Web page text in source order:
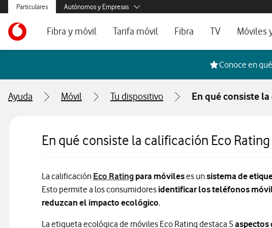
Menús secundarios. Enlace a particulares, empresas y autónomos, ayuda e
Particulares
Menus de segmentación para empresas y autónomos
Autónomos y Empresas
Pymes
Ir a la pagina principal de vodafone.es
Fibra y móvil
Tarifas Fibra y Móvil
Tarifas Fibra y 2 Móvil
Configura tu tarifa
Tarifa móvil
Tarifas móvil prepago
Fibra
Tarifas de fibra
Internet portátil 5G
Consulta Cobertura
TV
Vodafone TV
Móviles
Imagen y
Ver todos
Conoce en
Ayuda Móvil Tu dispositivo En qué consiste
En qué consiste la calificación Eco
La calificación Eco RatingInformación sobre Eco Rating
para móvileses unsistema de
Esto permite a los consumidores identificar los teléfonos
reduzcan el impacto ecológico.
La etiqueta ecológica de móviles Eco Rating destaca 5 aspectos